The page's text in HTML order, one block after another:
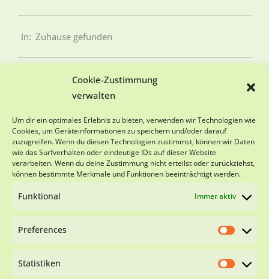
Cookie-Zustimmung
verwalten
Um dir ein optimales Erlebnis zu bieten, verwenden wir Technologien wie
Cookies, um Geräteinformationen zu speichern und/oder darauf
zuzugreifen. Wenn du diesen Technologien zustimmst, können wir Daten
wie das Surfverhalten oder eindeutige IDs auf dieser Website
verarbeiten. Wenn du deine Zustimmung nicht erteilst oder zurückziehst,
können bestimmte Merkmale und Funktionen beeinträchtigt werden.
Funktional Immer aktiv
Preferences
Statistiken
In: Zuhause gefunden
SPENDENKONTO
Viva-Animal e.V.
Sparkasse Schwarzwald-Baar
IBAN DE18 6945 0065 0151 0501 28
BIC SOLADES1VSS
Impressum
Cookie-